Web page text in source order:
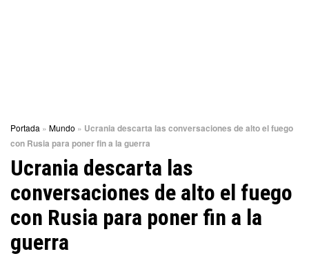
Portada » Mundo » Ucrania descarta las conversaciones de alto el fuego
con Rusia para poner fin a la guerra
Ucrania descarta las
conversaciones de alto el fuego
con Rusia para poner fin a la
guerra